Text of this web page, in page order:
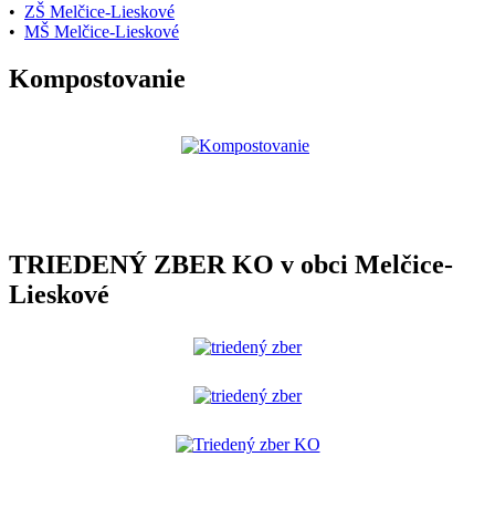
• ZŠ Melčice-Lieskové
• MŠ Melčice-Lieskové
Kompostovanie
TRIEDENÝ ZBER KO v obci Melčice-
Lieskové